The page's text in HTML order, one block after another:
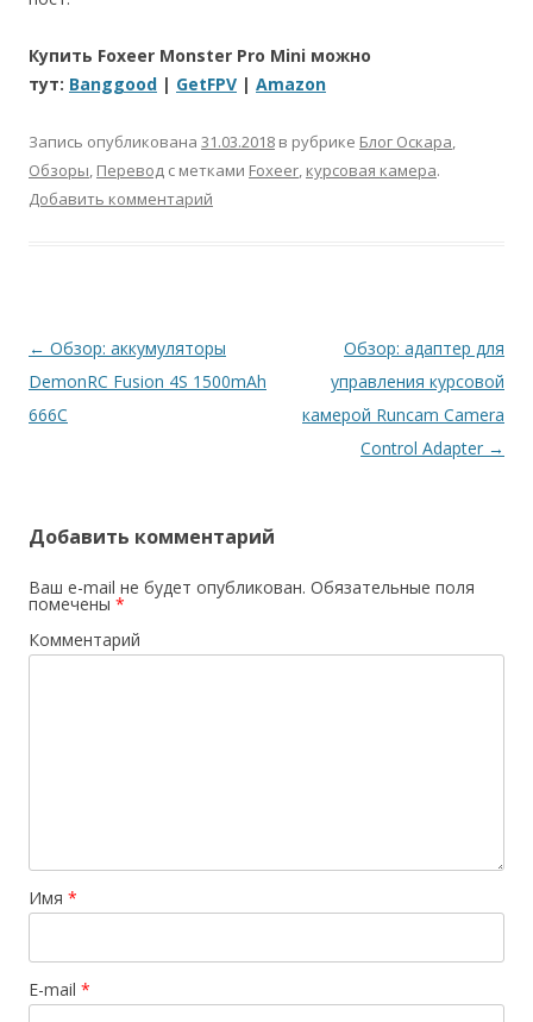
Купить Foxeer Monster Pro Mini можно
тут: Banggood | GetFPV | Amazon
Запись опубликована 31.03.2018 в рубрике Блог Оскара,
Обзоры, Перевод с метками Foxeer, курсовая камера.
Добавить комментарий
Навигация
по
записям
← Обзор: аккумуляторы
DemonRC Fusion 4S 1500mAh
666C
Обзор: адаптер для
управления курсовой
камерой Runcam Camera
Control Adapter →
Добавить комментарий
Ваш e-mail не будет опубликован. Обязательные поля
помечены *
Комментарий
Имя *
E-mail *